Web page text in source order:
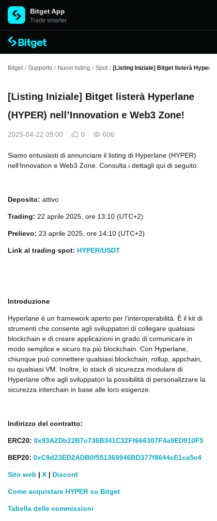
Bitget App
Trade smarter
Bitget / Supporto / Nuovi listing / Spot / [Listing Iniziale] Bitget listerà
[Listing Iniziale] Bitget listerà Hyperlane
(HYPER) nell’Innovation e Web3 Zone!
2025-04-22 09:00 0 606
Siamo entusiasti di annunciare il listing di Hyperlane (HYPER)
nell’Innovation e Web3 Zone. Consulta i dettagli qui di seguito:
Deposito: attivo
Trading: 22 aprile 2025, ore 13:10 (UTC+2)
Prelievo: 23 aprile 2025, ore 14:10 (UTC+2)
Link al trading spot: HYPER/USDT
Introduzione
Hyperlane è un framework aperto per l'interoperabilità. È il kit di
strumenti che consente agli sviluppatori di collegare qualsiasi
blockchain e di creare applicazioni in grado di comunicare in
modo semplice e sicuro tra più blockchain. Con Hyperlane,
chiunque può connettere qualsiasi blockchain, rollup, appchain,
su qualsiasi VM. Inoltre, lo stack di sicurezza modulare di
Hyperlane offre agli sviluppatori la possibilità di personalizzare la
sicurezza interchain in base alle loro esigenze.
Indirizzo del contratto:
ERC20: 0x93A2Db22B7c736B341C32Ff666307F4a9ED910F5
BEP20: 0xC9d23ED2ADB0f551369946BD377f8644cE1ca5c4
Sito web | X | Discord
Come acquistare HYPER su Bitget
Tabella delle commissioni